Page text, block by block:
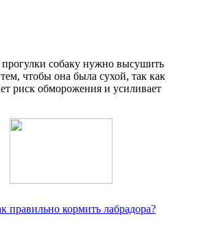
собаку нужно высушить
чтобы она была сухой, так как
риск обморожения и усиливает
правильно кормить лабрадора?